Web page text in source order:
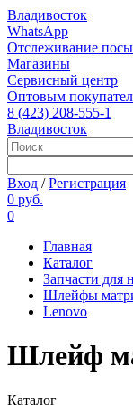
Владивосток
WhatsApp
Отслеживание
Магазины
Сервисный центр
Оптовым
8 (423) 208-555-1
Владивосток
Вход /Регистрация
0 руб.
0
Главная
Каталог
Запчасти для
Шлейфы
Lenovo
Шлейф
Каталог